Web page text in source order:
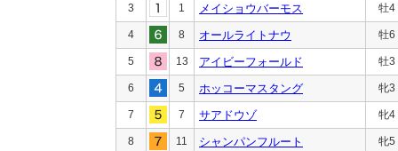
3 1 メイショウバーモス 牡4
4 8 オールライトナウ 牡6
5 13 アイビーフォールド 牡3
6 5 ホッコーマスタング 牝3
7 7 サアドウゾ 牝4
8 11 シャンパンフルート 牝5